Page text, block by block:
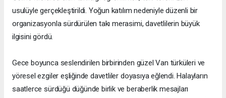
usulüyle gerçekleştirildi. Yoğun katılım nedeniyle düzenli bir
organizasyonla sürdürülen takı merasimi, davetlilerin büyük
ilgisini gördü.
Gece boyunca seslendirilen birbirinden güzel Van türküleri ve
yöresel ezgiler eşliğinde davetliler doyasıya eğlendi. Halayların
saatlerce sürdüğü düğünde birlik ve beraberlik mesajları